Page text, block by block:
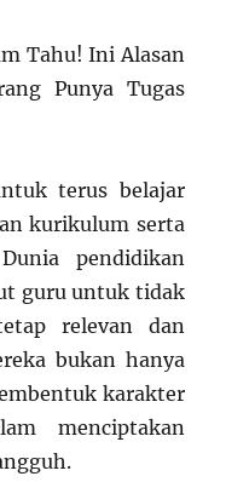
Tahu! Ini Alasan
Punya Tugas
terus belajar
kurikulum serta
pendidikan
guru untuk tidak
relevan dan
bukan hanya
karakter
menciptakan